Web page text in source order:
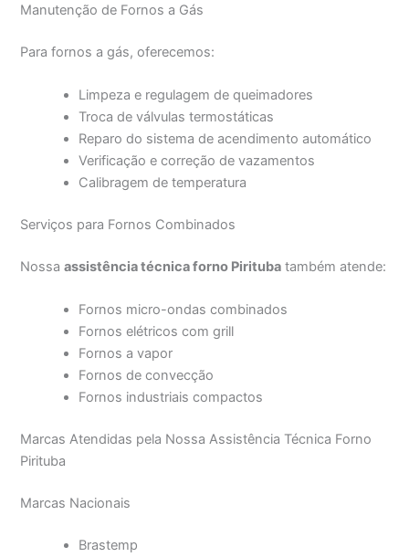
Manutenção de Fornos a Gás
Para fornos a gás, oferecemos:
Limpeza e regulagem de queimadores
Troca de válvulas termostáticas
Reparo do sistema de acendimento automático
Verificação e correção de vazamentos
Calibragem de temperatura
Serviços para Fornos Combinados
Nossaassistência técnica forno Pirituba também atende:
Fornos micro-ondas combinados
Fornos elétricos com grill
Fornos a vapor
Fornos de convecção
Fornos industriais compactos
Marcas Atendidas pela Nossa Assistência Técnica Forno
Pirituba
Marcas Nacionais
Brastemp